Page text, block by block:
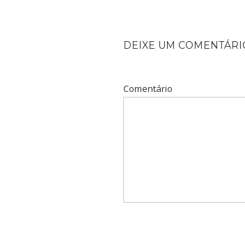
DEIXE UM
Comentário